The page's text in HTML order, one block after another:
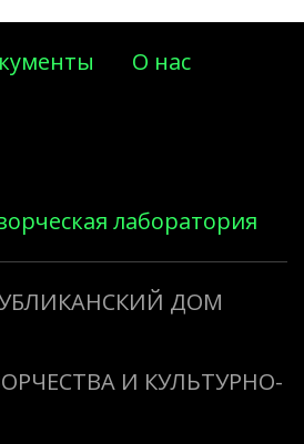
О нас
лаборатория
ДОМ
И КУЛЬТУРНО-